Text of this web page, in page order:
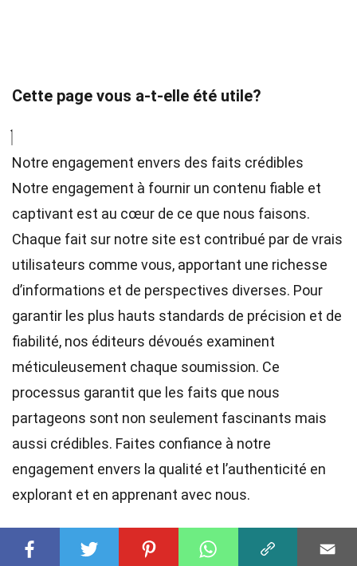
Cette page vous a-t-elle été utile?
Notre engagement envers des faits crédibles
Notre engagement à fournir un contenu fiable et
captivant est au cœur de ce que nous faisons.
Chaque fait sur notre site est contribué par de vrais
utilisateurs comme vous, apportant une richesse
d’informations et de perspectives diverses. Pour
garantir les plus hauts standards de précision et de
fiabilité, nos éditeurs dévoués examinent
méticuleusement chaque soumission. Ce
processus garantit que les faits que nous
partageons sont non seulement fascinants mais
aussi crédibles. Faites confiance à notre
engagement envers la qualité et l’authenticité en
explorant et en apprenant avec nous.